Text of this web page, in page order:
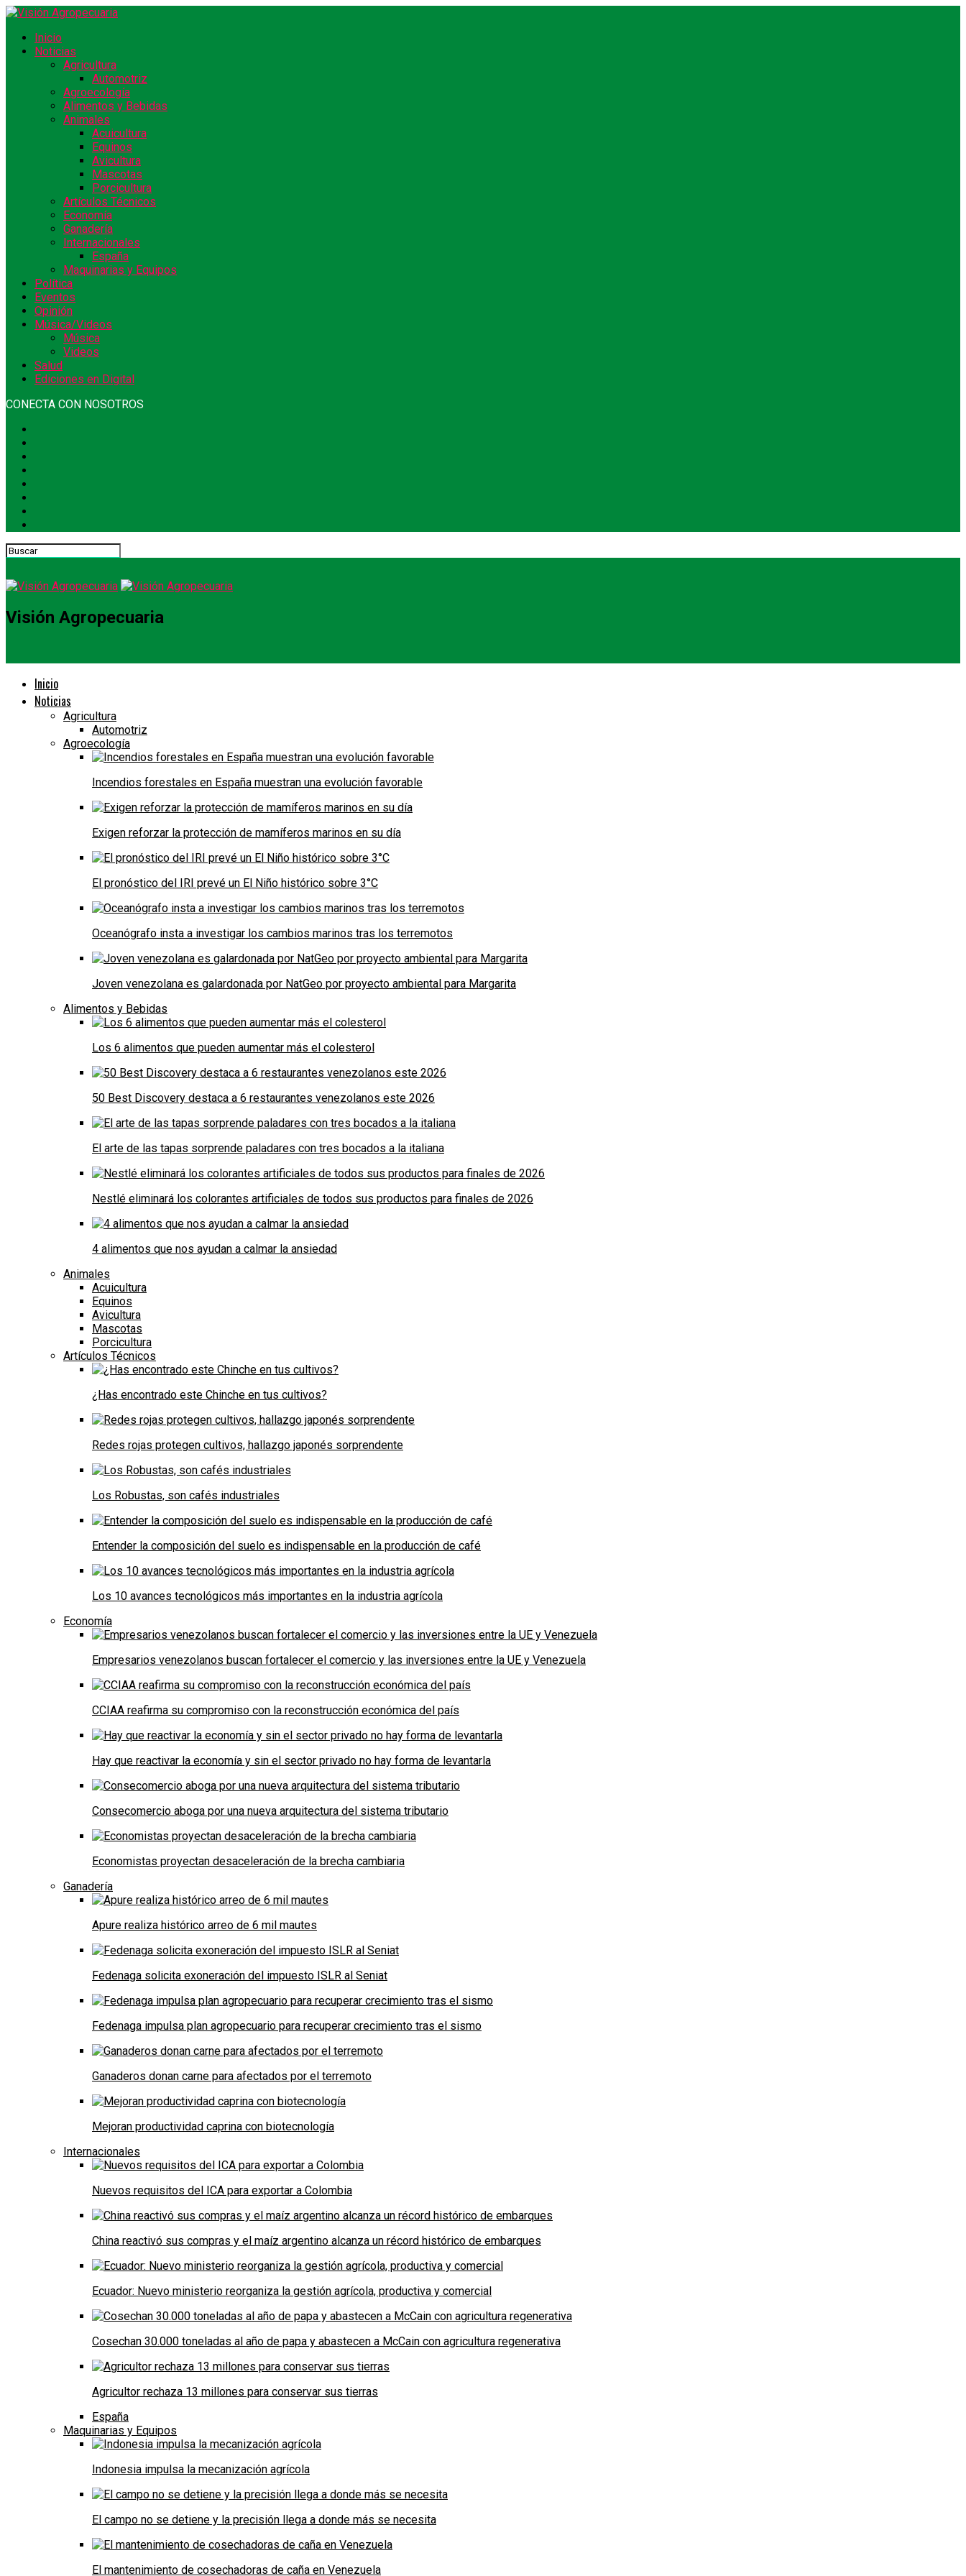
Inicio
Noticias
Agricultura
Automotriz
Agroecología
Alimentos y Bebidas
Animales
Acuicultura
Equinos
Avicultura
Mascotas
Porcicultura
Artículos Técnicos
Economía
Ganadería
Internacionales
España
Maquinarias y Equipos
Política
Eventos
Opinión
Música/Videos
Música
Videos
Salud
Ediciones en Digital
CONECTA CON NOSOTROS
Visión Agropecuaria
Inicio
Noticias
Agricultura
Automotriz
Agroecología
Incendios forestales en España muestran una evolución favorable
Exigen reforzar la protección de mamíferos marinos en su día
El pronóstico del IRI prevé un El Niño histórico sobre 3°C
Oceanógrafo insta a investigar los cambios marinos tras los terremotos
Joven venezolana es galardonada por NatGeo por proyecto ambiental para Margarita
Alimentos y Bebidas
Los 6 alimentos que pueden aumentar más el colesterol
50 Best Discovery destaca a 6 restaurantes venezolanos este 2026
El arte de las tapas sorprende paladares con tres bocados a la italiana
Nestlé eliminará los colorantes artificiales de todos sus productos para finales de 2026
4 alimentos que nos ayudan a calmar la ansiedad
Animales
Acuicultura
Equinos
Avicultura
Mascotas
Porcicultura
Artículos Técnicos
¿Has encontrado este Chinche en tus cultivos?
Redes rojas protegen cultivos, hallazgo japonés sorprendente
Los Robustas, son cafés industriales
Entender la composición del suelo es indispensable en la producción de café
Los 10 avances tecnológicos más importantes en la industria agrícola
Economía
Empresarios venezolanos buscan fortalecer el comercio y las inversiones entre la UE y Venezuela
CCIAA reafirma su compromiso con la reconstrucción económica del país
Hay que reactivar la economía y sin el sector privado no hay forma de levantarla
Consecomercio aboga por una nueva arquitectura del sistema tributario
Economistas proyectan desaceleración de la brecha cambiaria
Ganadería
Apure realiza histórico arreo de 6 mil mautes
Fedenaga solicita exoneración del impuesto ISLR al Seniat
Fedenaga impulsa plan agropecuario para recuperar crecimiento tras el sismo
Ganaderos donan carne para afectados por el terremoto
Mejoran productividad caprina con biotecnología
Internacionales
Nuevos requisitos del ICA para exportar a Colombia
China reactivó sus compras y el maíz argentino alcanza un récord histórico de embarques
Ecuador: Nuevo ministerio reorganiza la gestión agrícola, productiva y comercial
Cosechan 30.000 toneladas al año de papa y abastecen a McCain con agricultura regenerativa
Agricultor rechaza 13 millones para conservar sus tierras
España
Maquinarias y Equipos
Indonesia impulsa la mecanización agrícola
El campo no se detiene y la precisión llega a donde más se necesita
El mantenimiento de cosechadoras de caña en Venezuela